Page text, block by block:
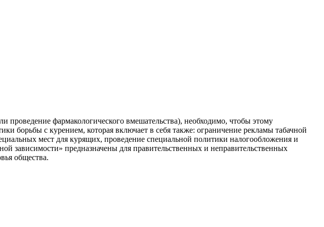
проведение фармакологического вмешательства), необходимо, чтобы этому
борьбы с курением, которая включает в себя также: ограничение рекламы табачной
мест для курящих, проведение специальной политики налогообложения и
зависимости» предназначены для правительственных и неправительственных
общества.